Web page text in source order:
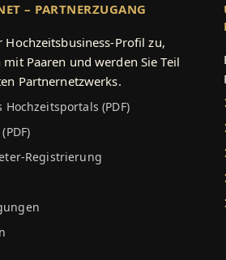
– PARTNERZUGANG
Hochzeitsbusiness-Profil zu,
Paaren und werden Sie Teil
Partnernetzwerks.
(PDF)
Registrierung